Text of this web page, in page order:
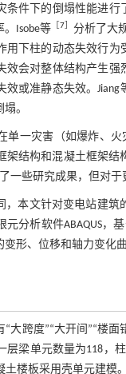
条件下的倒塌性能进行
Isobe等 ［7 ］分析了大
用下柱的动态失效行为
会对整体结构产生强
或准静态失效。Jiang
。
单一灾害（如爆炸、
架结构和混凝土框架结
一些研究成果，但对
本文针对变电站建筑
分析软件ABAQUS
形、位移和轴力变化
大跨度”“大开间”“楼面
层梁单元数量为118，
楼板采用壳单元建模